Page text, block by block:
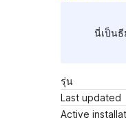
นี่เป็นธี
รุ่น
Last updated
Active